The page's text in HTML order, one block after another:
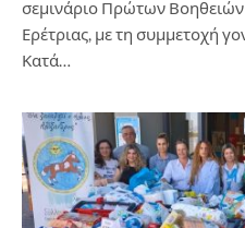
σεμινάριο Πρώτων
Ερέτριας, με τη συμμετοχή
Κατά…